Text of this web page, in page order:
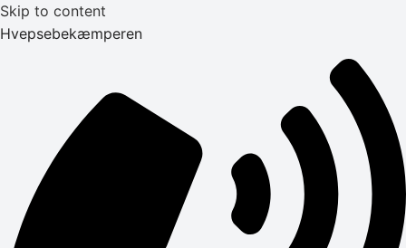
Skip to content
Hvepsebekæmperen